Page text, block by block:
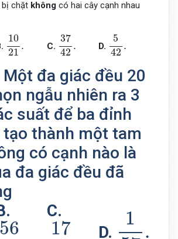
chặt không có hai cây cạnh nhau
10
21
.
1021
C.
37
42
.
3742
D.
5
42
.
542
Một đa giác đều 20
ngẫu nhiên ra 3
suất để ba đỉnh
tạo thành một tam
có cạnh nào là
đa giác đều đã
5657 C.
17
1757
D.
1
.
157